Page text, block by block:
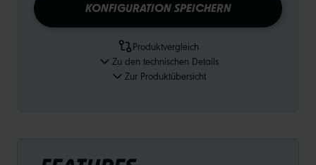
KONFIGURATION SPEICHERN
Produktvergleich
Zu den technischen Details
Zur Produktübersicht